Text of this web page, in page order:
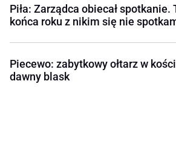
Piła: Zarządca obiecał spotkanie.
końca roku z nikim się nie
Piecewo: zabytkowy ołtarz w
dawny blask